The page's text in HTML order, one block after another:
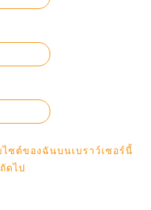
ซต์ของฉันบนเบราว์เซอร์นี้
ดไป